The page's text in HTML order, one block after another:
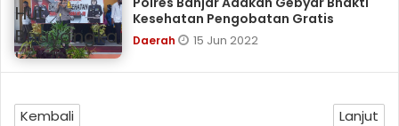
Kesehatan Pengobatan Gratis
Daerah 15 Jun 2022
Kembali Lanjut